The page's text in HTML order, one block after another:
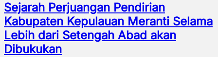
Sejarah Perjuangan Pendirian
Kabupaten Kepulauan Meranti Selama
Lebih dari Setengah Abad akan
Dibukukan